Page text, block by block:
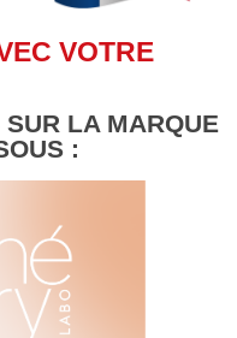
VOTRE
LA MARQUE
: